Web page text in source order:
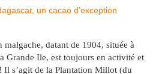
datant de 1904, située à
Grande Ile, est toujours en activité et
Il s’agit de la Plantation Millot (du